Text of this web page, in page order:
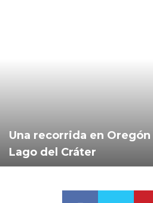
Una recorrida en
Lago del Cráter